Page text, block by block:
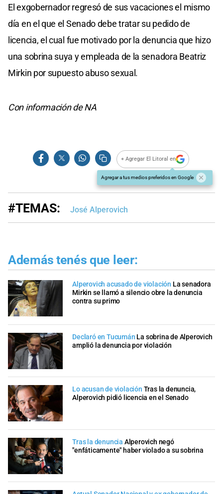
El exgobernador regresó de sus vacaciones el mismo
día en el que el Senado debe tratar su pedido de
licencia, el cual fue motivado por la denuncia que hizo
una sobrina suya y empleada de la senadora Beatriz
Mirkin por supuesto abuso sexual.
Con información de NA
+ Agregar El Litoral en
Agregar a tus medios preferidos en Google
#TEMAS: José Alperovich
Además tenés que leer:
Alperovich acusado de violación La senadora
Mirkin se llamó a silencio obre la denuncia
contra su primo
Declaró en Tucumán La sobrina de Alperovich
amplió la denuncia por violación
Lo acusan de violación Tras la denuncia,
Alperovich pidió licencia en el Senado
Tras la denuncia Alperovich negó
"enfáticamente" haber violado a su sobrina